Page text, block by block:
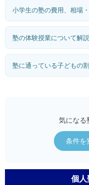
小学生の塾の費用、相場
塾の体験授業について解説
塾に通っている子どもの
気になる
条件を
個人